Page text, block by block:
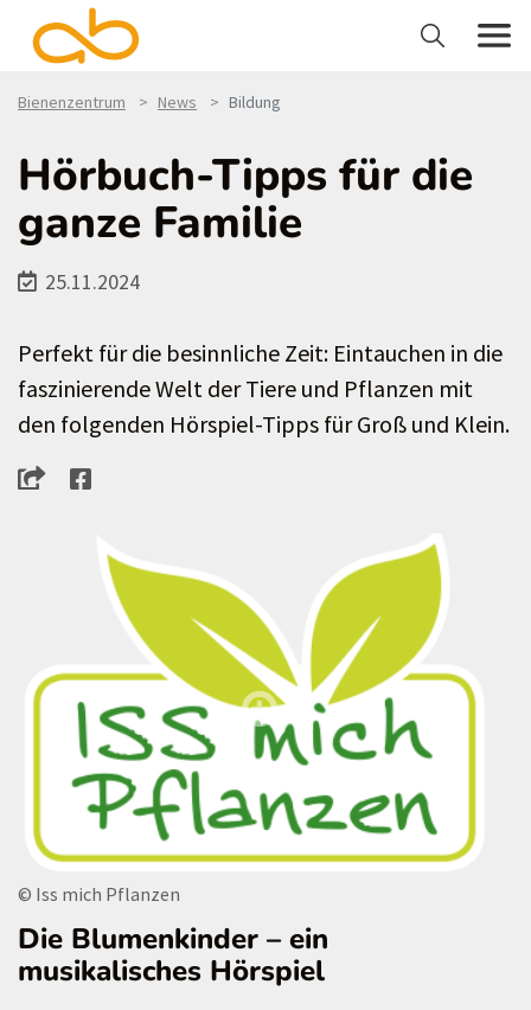
Bienenzentrum News Bildung
Hörbuch-Tipps für die
ganze Familie
25.11.2024
Perfekt für die besinnliche Zeit: Eintauchen in die
faszinierende Welt der Tiere und Pflanzen mit
den folgenden Hörspiel-Tipps für Groß und Klein.
© Iss mich Pflanzen
Die Blumenkinder – ein
musikalisches Hörspiel